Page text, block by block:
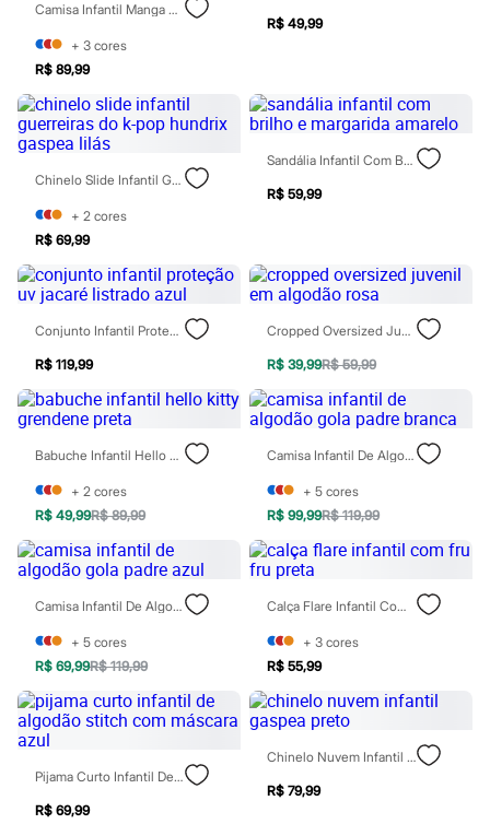
Palomino
Moda íntima
Calcinhas
Cuecas
Meias
Pijamas
Moda praia
Biquínis e Maiôs
Blusas de proteção
Personagens
Bluey
Disney
Hello Kitty
Homem Aranha
Minecraft
Naruto
Patrulha Canina
Sonic
Stitch
Beleza
Kits
Perfumes árabes
Cabelos
Condicionador
Escovas e Pentes
Finalizadores
Shampoo
Tratamento
Cuidados com o corpo
Protetor solar
Tratamento
Cuidados com o rosto
Esfoliante
Hidratante
Protetor solar
Maquiagens
Base
Camisa Infantil Manga Curta Gola Padre Com Bolso Bege
+ 3 cores
R$ 89,99
R$ 49,99
Chinelo Slide Infantil Guerreiras Do K-Pop Hundrix Gaspea Lilás
+ 2 cores
R$ 69,99
Sandália Infantil Com Brilho E Margarida Amarelo
R$ 59,99
Conjunto Infantil Proteção Uv Jacaré Listrado Azul
R$ 119,99
Cropped Oversized Juvenil Em Algodão Rosa
R$ 39,99R$ 59,99
Babuche Infantil Hello Kitty Grendene Preta
+ 2 cores
R$ 49,99R$ 89,99
Camisa Infantil De Algodão Gola Padre Branca
+ 5 cores
R$ 99,99R$ 119,99
Camisa Infantil De Algodão Gola Padre Azul
+ 5 cores
R$ 69,99R$ 119,99
Calça Flare Infantil Com Fru Fru Preta
+ 3 cores
R$ 55,99
Pijama Curto Infantil De Algodão Stitch Com Máscara Azul
R$ 69,99
Chinelo Nuvem Infantil Gaspea Preto
R$ 79,99